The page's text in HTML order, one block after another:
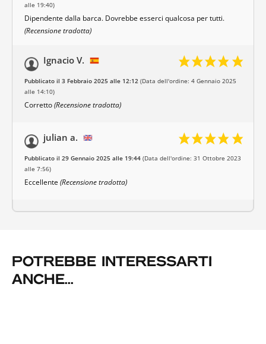
alle 19:40)
Dipendente dalla barca. Dovrebbe esserci qualcosa per tutti.
(Recensione tradotta)
Ignacio V.
Pubblicato il 3 Febbraio 2025 alle 12:12 (Data dell'ordine: 4 Gennaio 2025
alle 14:10)
Corretto(Recensione tradotta)
julian a.
Pubblicato il 29 Gennaio 2025 alle 19:44 (Data dell'ordine: 31 Ottobre 2023
alle 7:56)
Eccellente (Recensione tradotta)
POTREBBE INTERESSARTI
ANCHE...